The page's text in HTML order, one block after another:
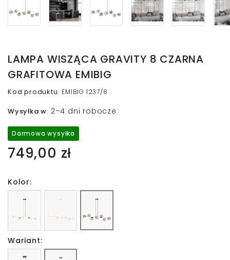
LAMPA WISZĄCA GRAVITY 8 CZARNA
GRAFITOWA EMIBIG
Kod produktu: EMIBIG 1237/8
Wysyłka w: 2–4 dni robocze
Darmowa wysyłka
749,00 zł
Kolor:
Wariant: